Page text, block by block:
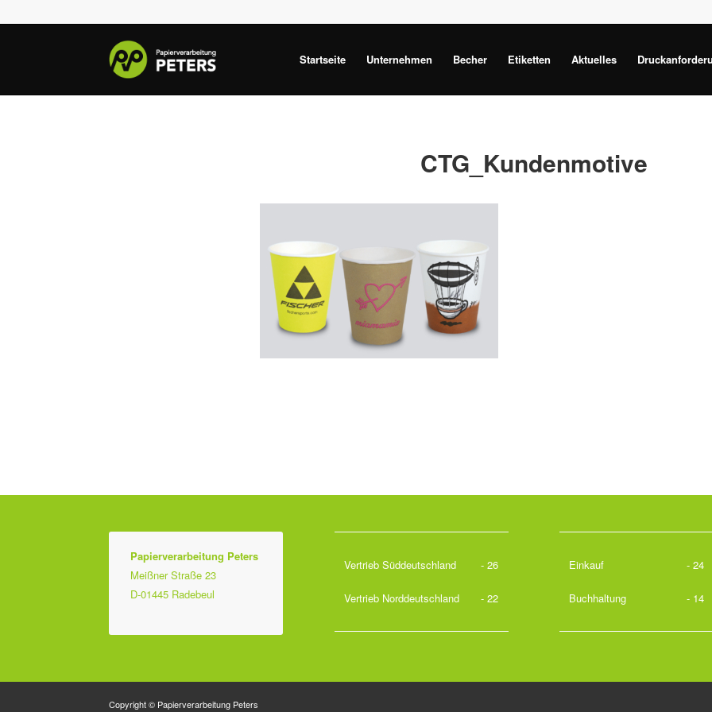
Startseite Unternehmen Becher Etiketten Aktuelles
CTG_Kundenmotive
Papierverarbeitung Peters
Meißner Straße 23
D-01445 Radebeul
Vertrieb Süddeutschland - 26
Vertrieb Norddeutschland - 22
Einkauf - 24
Buchhaltung - 14
Copyright © Papierverarbeitung Peters